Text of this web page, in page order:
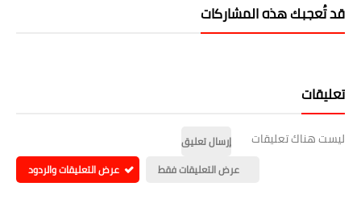
قد تُعجبك هذه المشاركات
تعليقات
ليست هناك تعليقات
إرسال تعليق
عرض التعليقات فقط
عرض التعليقات والردود